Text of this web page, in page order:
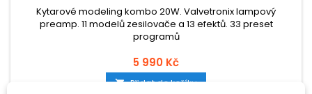
Kytarové modeling kombo 20W. Valvetronix lampový
preamp. 11 modelů zesilovače a 13 efektů. 33 preset
programů
5 990 Kč
 Přidat do košíku